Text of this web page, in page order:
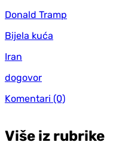
Donald Tramp
Bijela kuća
Iran
dogovor
Komentari (0)
Više iz rubrike